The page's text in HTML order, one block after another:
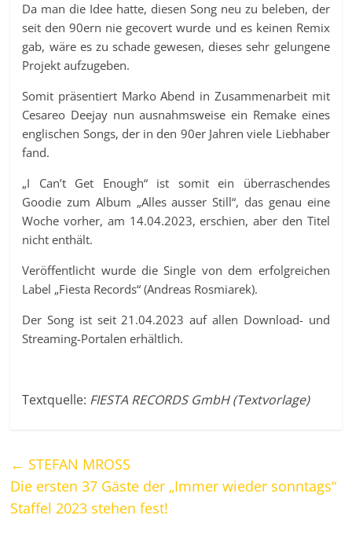
Da man die Idee hatte, diesen Song neu zu beleben, der
seit den 90ern nie gecovert wurde und es keinen Remix
gab, wäre es zu schade gewesen, dieses sehr gelungene
Projekt aufzugeben.
Somit präsentiert Marko Abend in Zusammenarbeit mit
Cesareo Deejay nun ausnahmsweise ein Remake eines
englischen Songs, der in den 90er Jahren viele Liebhaber
fand.
„I Can’t Get Enough“ ist somit ein überraschendes
Goodie zum Album „Alles ausser Still“, das genau eine
Woche vorher, am 14.04.2023, erschien, aber den Titel
nicht enthält.
Veröffentlicht wurde die Single von dem erfolgreichen
Label „Fiesta Records“ (Andreas Rosmiarek).
Der Song ist seit 21.04.2023 auf allen Download- und
Streaming-Portalen erhältlich.
Textquelle: FIESTA RECORDS GmbH (Textvorlage)
← STEFAN MROSS
Die ersten 37 Gäste der „Immer wieder sonntags“
Staffel 2023 stehen fest!